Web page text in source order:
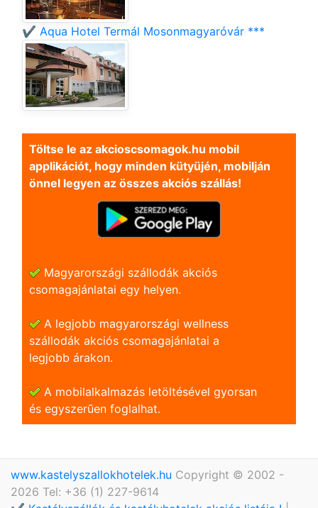
✔️ Aqua Hotel Termál Mosonmagyaróvár ***
Töltse le az akcioscsomagok.hu mobil
applikációt, hogy minden kütyüjén, mobilján
önnel legyen az összes akciós szállás!
Magyarországi szállodák akciós
csomagajánlatai egy helyen.
A legjobb magyarországi wellness
szállodák akciós csomagajánlatai a
legjobb árakon.
A mobilalkalmazás letöltésével gyorsan
és egyszerũen foglalhat.
www.kastelyszallokhotelek.hu Copyright © 2002 -
2026 Tel: +36 (1) 227-9614